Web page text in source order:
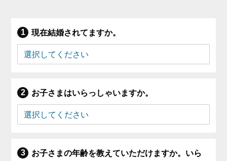
現在結婚されてますか。
お子さまはいらっしゃいますか。
お子さまの年齢を教えていただけますか。いら